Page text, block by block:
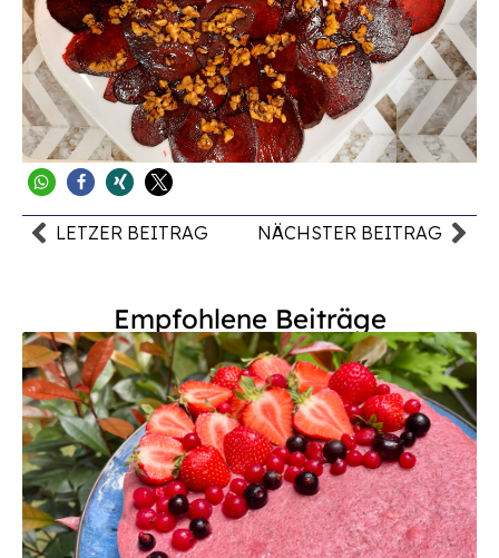
LETZER BEITRAG NÄCHSTER BEITRAG
Empfohlene Beiträge